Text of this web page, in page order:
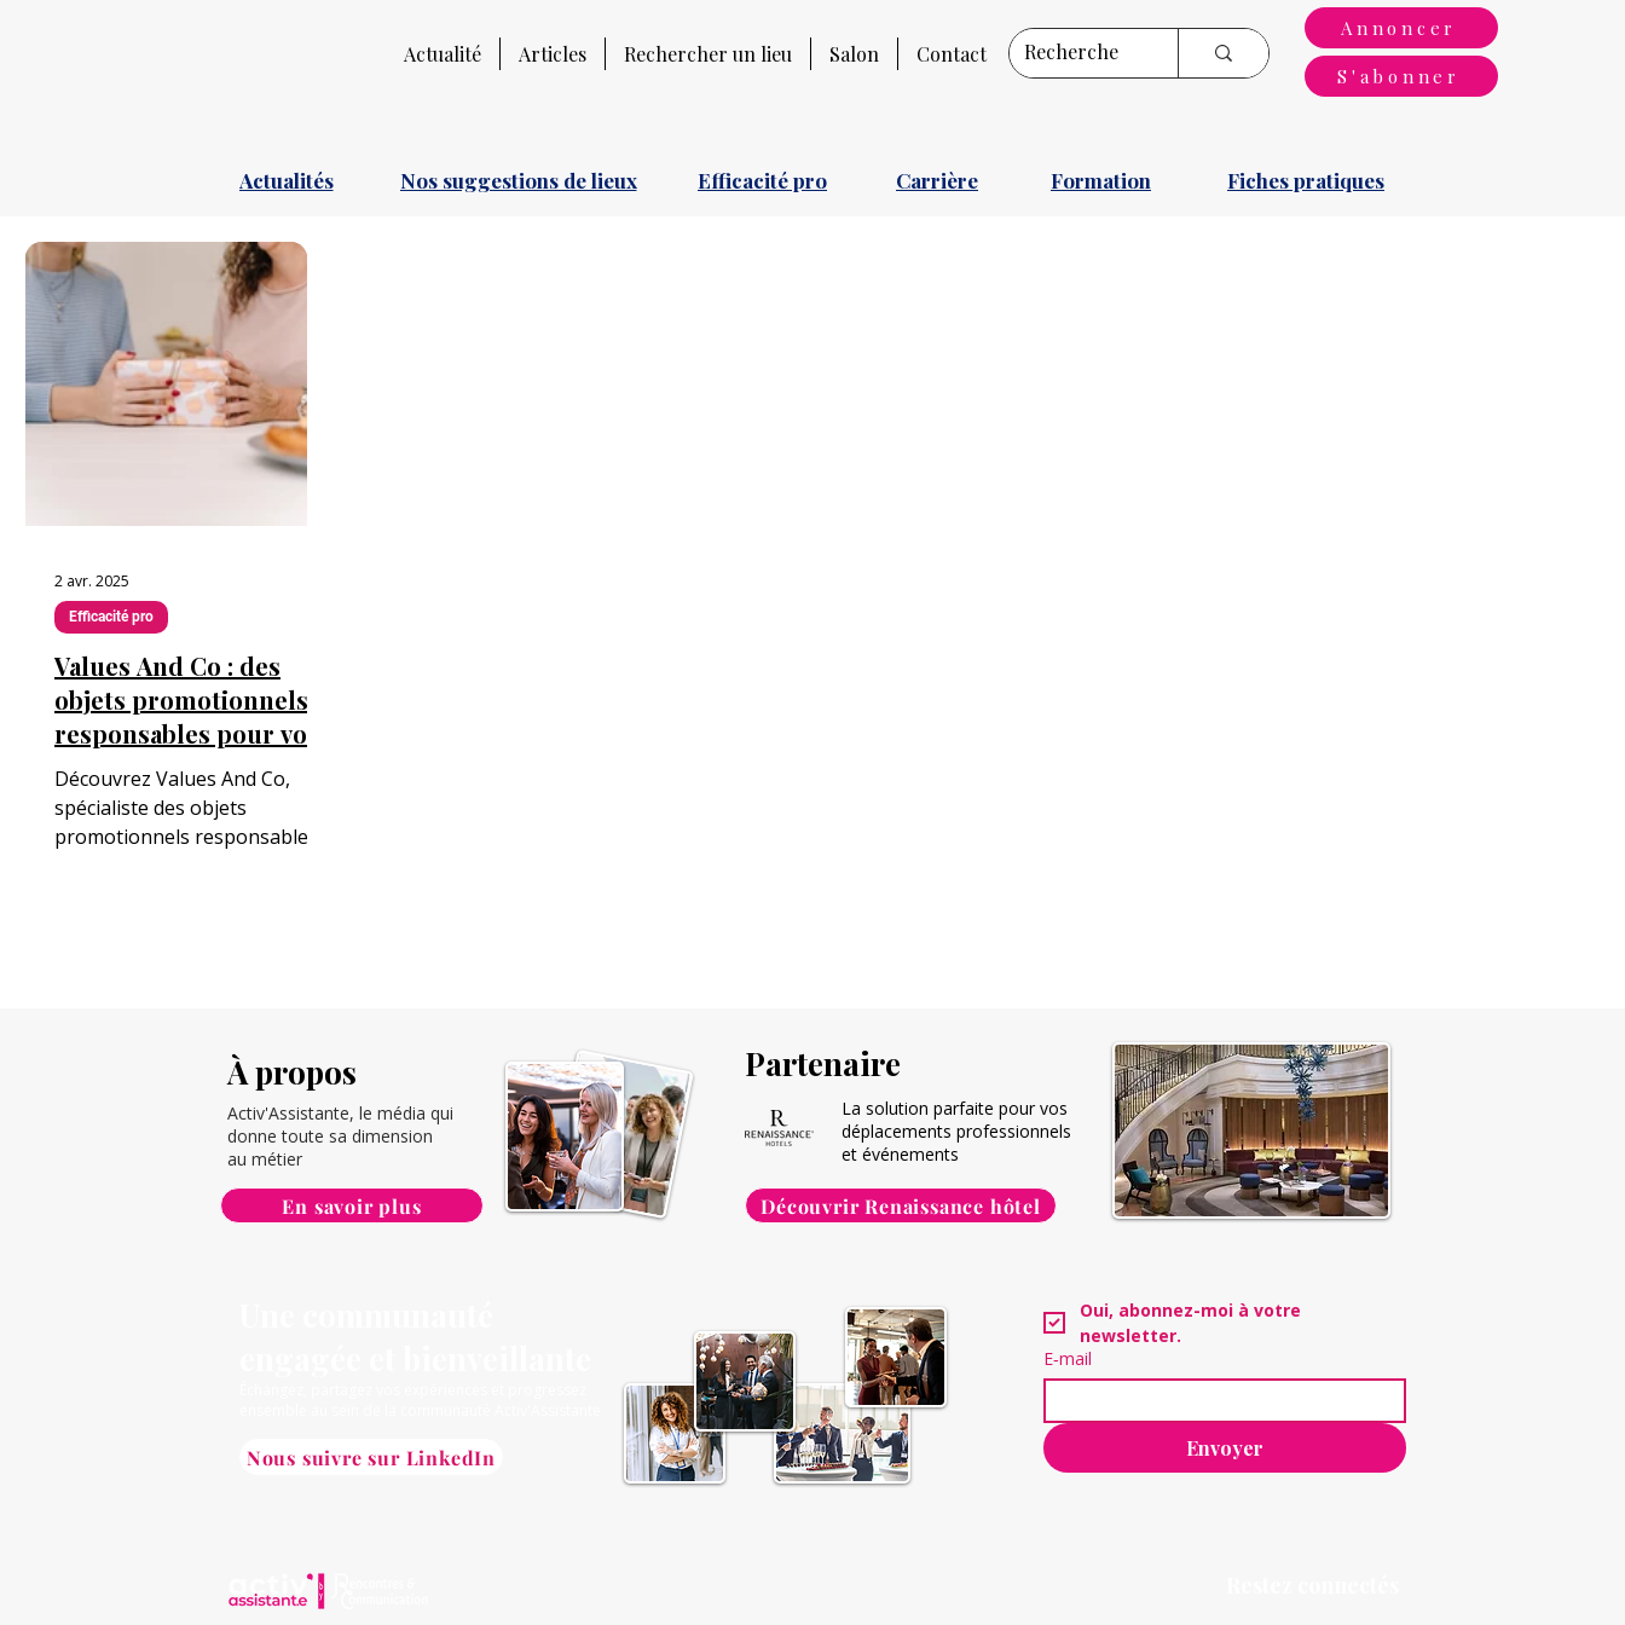
Actualité Articles Rechercher un lieu Salon Contact
Annoncer
S'abonner
Actualités Nos suggestions de lieux Efficacité pro Carrière Formation Fiches pratiques
Values And Co : des
objets promotionnels
responsables pour vos
événements et
séminaires
Découvrez Values And Co,
spécialiste des objets
promotionnels responsables
Efficacité pro
2 avr. 2025
À propos
En savoir plus
Activ'Assistante, le média qui
donne toute sa dimension
au métier
La solution parfaite pour vos
déplacements professionnels
et événements
Découvrir Renaissance hôtel
Partenaire
Nous suivre sur LinkedIn
Oui, abonnez-moi à votre
newsletter.
E‑mail
Envoyer